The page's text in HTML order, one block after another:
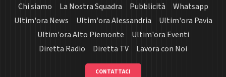
Chi siamo La Nostra Squadra Pubblicità
Whatsapp
Ultim'ora News
Ultim'ora Alessandria
Ultim'ora Pavia
Ultim'ora Alto Piemonte
Ultim'ora Eventi
Diretta Radio
Diretta TV Lavora con Noi
CONTATTACI